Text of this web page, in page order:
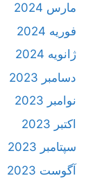
مارس 2024
فوریه 2024
ژانویه 2024
دسامبر 2023
نوامبر 2023
اکتبر 2023
سپتامبر 2023
آگوست 2023